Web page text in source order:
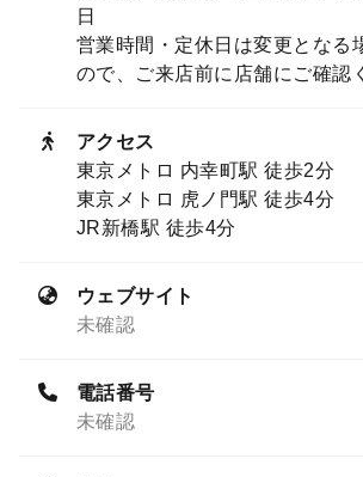
日
営業時間・定休日は変更となる
ので、ご来店前に店舗にご確認
アクセス
東京メトロ 内幸町駅 徒歩2分
東京メトロ 虎ノ門駅 徒歩4分
JR新橋駅 徒歩4分
ウェブサイト
未確認
電話番号
未確認